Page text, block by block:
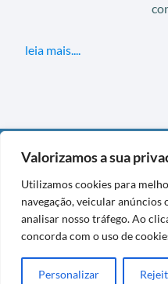
Valorizamos a sua
Utilizamos cookies para
navegação, veicular
analisar nosso tráfego. Ao
concorda com o uso de
Personalizar
leia mais....
DIVULGAÇÃO
Este post contém links de
Associado da Amazon, eu
sem custo adicional para você.
Copyright © 2026